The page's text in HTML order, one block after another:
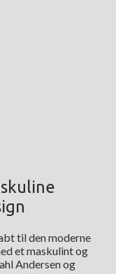
til den moderne
et maskulint og
Andersen og